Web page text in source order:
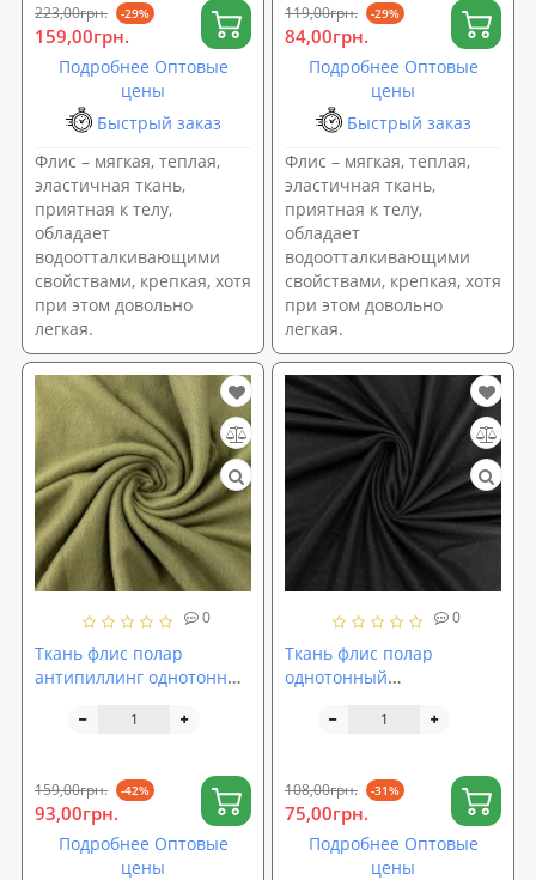
223,00грн. -29%
159,00грн.
Подробнее Оптовые
цены
Быстрый заказ
Флис – мягкая, теплая,
эластичная ткань,
приятная к телу,
обладает
водоотталкивающими
свойствами, крепкая, хотя
при этом довольно
легкая.
119,00грн. -29%
84,00грн.
Подробнее Оптовые
цены
Быстрый заказ
Флис – мягкая, теплая,
эластичная ткань,
приятная к телу,
обладает
водоотталкивающими
свойствами, крепкая, хотя
при этом довольно
легкая.
0
Ткань флис полар
антипиллинг однотонный
Хаки (TK-0095)
159,00грн. -42%
93,00грн.
Подробнее Оптовые
цены
0
Ткань флис полар
однотонный
ширина 160см, Черный
108,00грн. -31%
75,00грн.
Подробнее Оптовые
цены